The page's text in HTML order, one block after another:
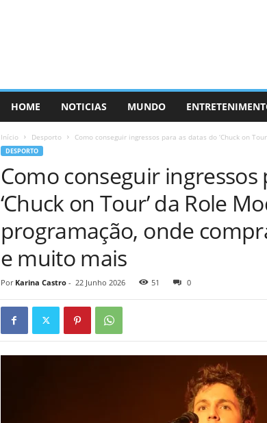
HOME NOTICIAS MUNDO
Início Desporto Como conseguir ingressos para as datas do ‘Chuck on
DESPORTO
Como conseguir
‘Chuck on Tour’ da Role
programação, onde
e muito mais
Por Karina Castro- 22 Junho 2026 51 0